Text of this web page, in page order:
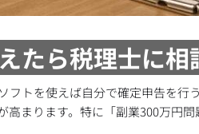
たら税理士に相
フトを使えば自分で確定申告を行
高まります。特に「副業300万円